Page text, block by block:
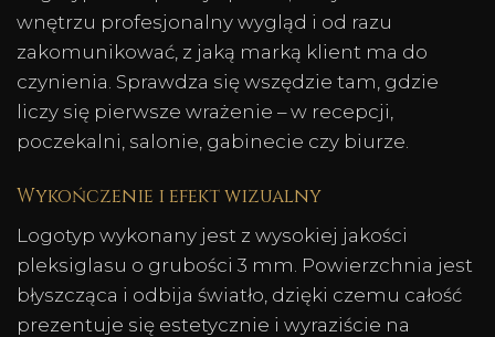
wnętrzu profesjonalny wygląd i od razu
zakomunikować, z jaką marką klient ma do
czynienia. Sprawdza się wszędzie tam, gdzie
liczy się pierwsze wrażenie – w recepcji,
poczekalni, salonie, gabinecie czy biurze.
Wykończenie i efekt wizualny
Logotyp wykonany jest z wysokiej jakości
pleksiglasu o grubości 3 mm. Powierzchnia jest
błyszcząca i odbija światło, dzięki czemu całość
prezentuje się estetycznie i wyraziście na